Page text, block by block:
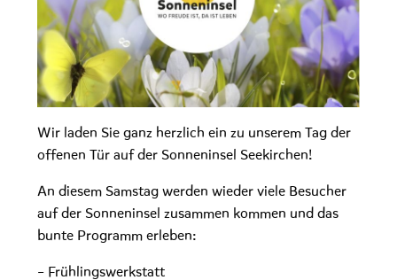
Wir laden Sie ganz herzlich ein zu unserem Tag der
offenen Tür auf der Sonneninsel Seekirchen!
An diesem Samstag werden wieder viele Besucher
auf der Sonneninsel zusammen kommen und das
bunte Programm erleben:
– Frühlingswerkstatt